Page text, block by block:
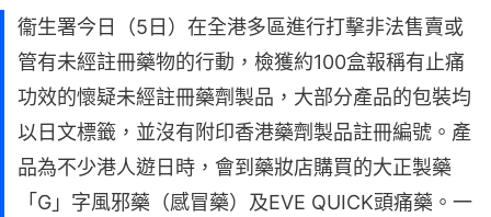
衞生署今日（5日）在全港多區進行打擊非法售賣或
管有未經註冊藥物的行動，檢獲約100盒報稱有止痛
功效的懷疑未經註冊藥劑製品，大部分產品的包裝均
以日文標籤，並沒有附印香港藥劑製品註冊編號。產
品為不少港人遊日時，會到藥妝店購買的大正製藥
「G」字風邪藥（感冒藥）及EVE QUICK頭痛藥。一